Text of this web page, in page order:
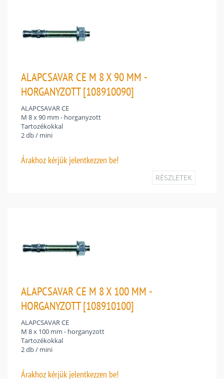
ALAPCSAVAR CE M 8 X 90 MM -
HORGANYZOTT [108910090]
ALAPCSAVAR CE
M 8 x 90 mm - horganyzott
Tartozékokkal
2 db / mini
Árakhoz kérjük jelentkezzen be!
RÉSZLETEK
ALAPCSAVAR CE M 8 X 100 MM -
HORGANYZOTT [108910100]
ALAPCSAVAR CE
M 8 x 100 mm - horganyzott
Tartozékokkal
2 db / mini
Árakhoz kérjük jelentkezzen be!